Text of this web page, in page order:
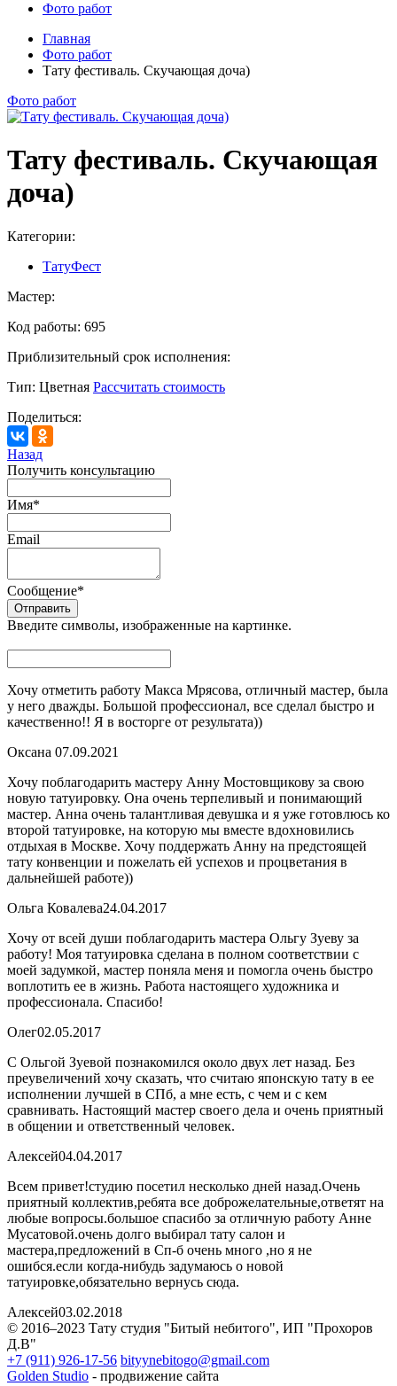
Фото работ
Главная
Фото работ
Тату фестиваль. Скучающая доча)
Фото работ
Тату фестиваль. Скучающая
доча)
Категории:
ТатуФест
Мастер:
Код работы: 695
Приблизительный срок исполнения:
Тип: Цветная Рассчитать стоимость
Поделиться:
Назад
Получить консультацию
Имя*
Email
Сообщение*
Введите символы, изображенные на картинке.
Хочу отметить работу Макса Мрясова, отличный мастер, была
у него дважды. Большой профессионал, все сделал быстро и
качественно!! Я в восторге от результата))
Оксана 07.09.2021
Хочу поблагодарить мастеру Анну Мостовщикову за свою
новую татуировку. Она очень терпеливый и понимающий
мастер. Анна очень талантливая девушка и я уже готовлюсь ко
второй татуировке, на которую мы вместе вдохновились
отдыхая в Москве. Хочу поддержать Анну на предстоящей
тату конвенции и пожелать ей успехов и процветания в
дальнейшей работе))
Ольга Ковалева24.04.2017
Хочу от всей души поблагодарить мастера Ольгу Зуеву за
работу! Моя татуировка сделана в полном соответствии с
моей задумкой, мастер поняла меня и помогла очень быстро
воплотить ее в жизнь. Работа настоящего художника и
профессионала. Спасибо!
Олег02.05.2017
С Ольгой Зуевой познакомился около двух лет назад. Без
преувеличений хочу сказать, что считаю японскую тату в ее
исполнении лучшей в СПб, а мне есть, с чем и с кем
сравнивать. Настоящий мастер своего дела и очень приятный
в общении и ответственный человек.
Алексей04.04.2017
Всем привет!студию посетил несколько дней назад.Очень
приятный коллектив,ребята все доброжелательные,ответят на
любые вопросы.большое спасибо за отличную работу Анне
Мусатовой.очень долго выбирал тату салон и
мастера,предложений в Сп-б очень много ,но я не
ошибся.если когда-нибудь задумаюсь о новой
татуировке,обязательно вернусь сюда.
Алексей03.02.2018
© 2016–2023 Тату студия "Битый небитого", ИП "Прохоров
Д.В"
+7 (911) 926-17-56 bityynebitogo@gmail.com
Golden Studio - продвижение сайта